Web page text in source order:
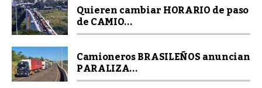
Quieren cambiar HORARIO de paso
de CAMIO...
Camioneros BRASILEÑOS anuncian
PARALIZA...